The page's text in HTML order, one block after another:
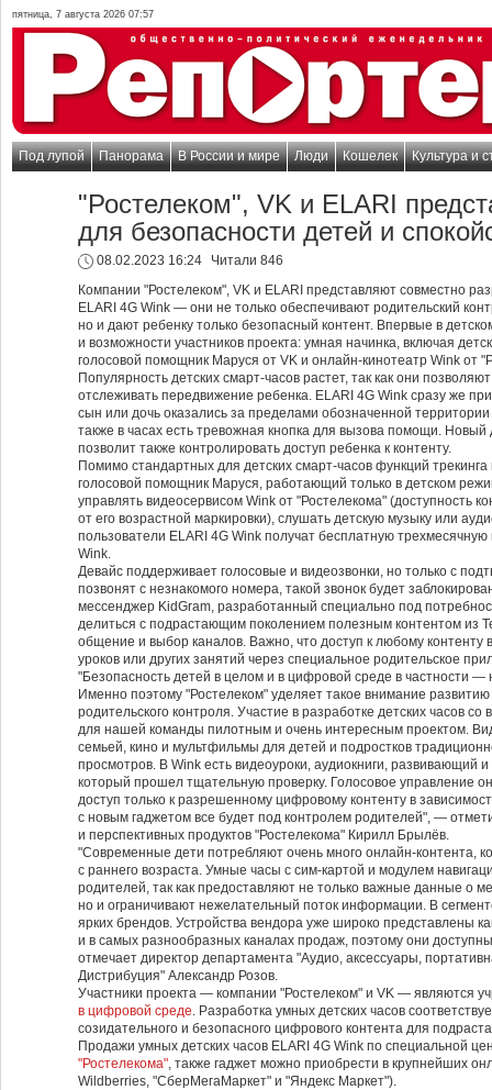
пятница, 7 августа 2026 07:57
Под лупой Панорама В России и мире Люди Кошелек Культура и
"Ростелеком", VK и ELARI
для безопасности детей и
08.02.2023 16:24
Читали 846
Компании "Ростелеком", VK и ELARI представляют совместно
ELARI 4G Wink — они не только обеспечивают родительский
но и дают ребенку только безопасный контент. Впервые в
и возможности участников проекта: умная начинка, включая
голосовой помощник Маруся от VK и онлайн-кинотеатр Wink от
Популярность детских смарт-часов растет, так как они
отслеживать передвижение ребенка. ELARI 4G Wink сразу же
сын или дочь оказались за пределами обозначенной
также в часах есть тревожная кнопка для вызова помощи. Новый
позволит также контролировать доступ ребенка к контенту.
Помимо стандартных для детских смарт-часов функций
голосовой помощник Маруся, работающий только в детском
управлять видеосервисом Wink от "Ростелекома" (доступность
от его возрастной маркировки), слушать детскую музыку или
пользователи ELARI 4G Wink получат бесплатную
Wink.
Девайс поддерживает голосовые и видеозвонки, но только с
позвонят с незнакомого номера, такой звонок будет
мессенджер KidGram, разработанный специально под
делиться с подрастающим поколением полезным контентом из
общение и выбор каналов. Важно, что доступ к любому контенту
уроков или других занятий через специальное родительское
"Безопасность детей в целом и в цифровой среде в частности
Именно поэтому "Ростелеком" уделяет такое внимание
родительского контроля. Участие в разработке детских часов
для нашей команды пилотным и очень интересным проектом.
семьей, кино и мультфильмы для детей и подростков
просмотров. В Wink есть видеоуроки, аудиокниги, развивающий
который прошел тщательную проверку. Голосовое управление
доступ только к разрешенному цифровому контенту в
с новым гаджетом все будет под контролем родителей", —
и перспективных продуктов "Ростелекома" Кирилл Брылёв.
"Современные дети потребляют очень много онлайн-контента,
с раннего возраста. Умные часы с сим-картой и модулем
родителей, так как предоставляют не только важные данные о
но и ограничивают нежелательный поток информации. В
ярких брендов. Устройства вендора уже широко представлены
и в самых разнообразных каналах продаж, поэтому они
отмечает директор департамента "Аудио, аксессуары,
Дистрибуция" Александр Розов.
Участники проекта — компании "Ростелеком" и VK — являются
в цифровой среде. Разработка умных детских часов
созидательного и безопасного цифрового контента для
Продажи умных детских часов ELARI 4G Wink по специальной
"Ростелекома", также гаджет можно приобрести в крупнейших
Wildberries, "СберМегаМаркет" и "Яндекс Маркет").